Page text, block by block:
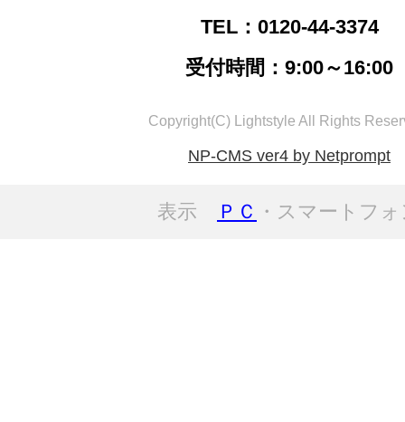
TEL：0120-44-3374
受付時間：9:00～16:00
Copyright(C) Lightstyle All Rights
NP-CMS ver4 by Netprompt
表示 ＰＣ ・スマートフ